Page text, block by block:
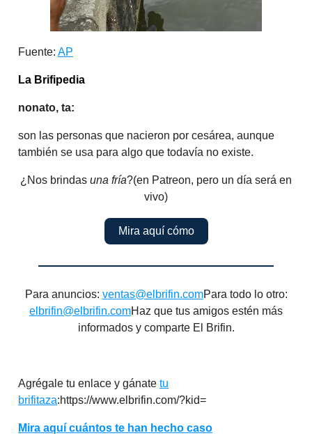
Fuente: AP
La Brifipedia
nonato, ta:
son las personas que nacieron por cesárea, aunque
también se usa para algo que todavía no existe.
¿Nos brindas una fría?(en Patreon, pero un día será en
vivo)
Mira aquí cómo
Para anuncios: ventas@elbrifin.comPara todo lo otro:
elbrifin@elbrifin.comHaz que tus amigos estén más
informados y comparte El Brifin.
Agrégale tu enlace y gánate tu
brifitaza:https://www.elbrifin.com/?kid=
Mira aquí cuántos te han hecho caso